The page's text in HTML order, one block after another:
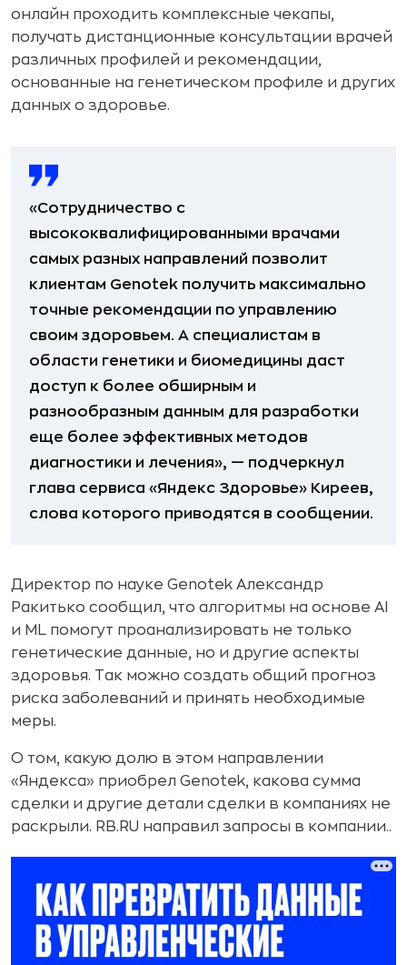
онлайн проходить комплексные чекапы,
получать дистанционные консультации врачей
различных профилей и рекомендации,
основанные на генетическом профиле и других
данных о здоровье.
«Сотрудничество с
высококвалифицированными врачами
самых разных направлений позволит
клиентам Genotek получить максимально
точные рекомендации по управлению
своим здоровьем. А специалистам в
области генетики и биомедицины даст
доступ к более обширным и
разнообразным данным для разработки
еще более эффективных методов
диагностики и лечения», — подчеркнул
глава сервиса «Яндекс Здоровье» Киреев,
слова которого приводятся в сообщении.
Директор по науке Genotek Александр
Ракитько сообщил, что алгоритмы на основе AI
и ML помогут проанализировать не только
генетические данные, но и другие аспекты
здоровья. Так можно создать общий прогноз
риска заболеваний и принять необходимые
меры.
О том, какую долю в этом направлении
«Яндекса» приобрел Genotek, какова сумма
сделки и другие детали сделки в компаниях не
раскрыли. RB.RU направил запросы в компании..